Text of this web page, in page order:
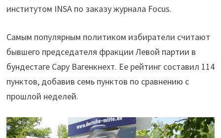
институтом INSA по заказу журнала Focus.
Самым популярным политиком избиратели считают
бывшего председателя фракции Левой партии в
бундестаге Сару Вагенкнехт. Ее рейтинг составил 114
пунктов, добавив семь пунктов по сравнению с
прошлой неделей.